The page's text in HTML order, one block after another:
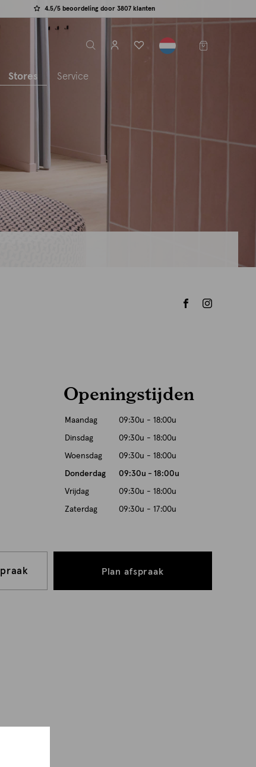
4.5/5 beoordeling door 3807 klanten
label.header.toggle
Stores Service
Plan afspraak
Openingstijden
Maandag 09:30u - 18:00u
Dinsdag 09:30u - 18:00u
Woensdag 09:30u - 18:00u
Donderdag 09:30u - 18:00u
Vrijdag 09:30u - 18:00u
Zaterdag 09:30u - 17:00u